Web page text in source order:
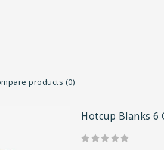
products (0)
Hotcup Blanks 6